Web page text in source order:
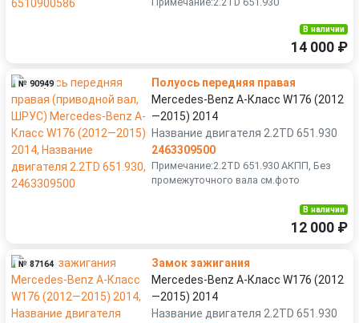
В наличии
14 000 ₽
№ 90949
Полуось передняя правая
Mercedes-Benz A-Класс W176 (2012
—2015) 2014
Название двигателя 2.2TD 651.930
2463309500
Примечание:2.2TD 651.930 АКПП, Без
промежуточного вала см.фото
В наличии
12 000 ₽
№ 87164
Замок зажигания
Mercedes-Benz A-Класс W176 (2012
—2015) 2014
Название двигателя 2.2TD 651.930